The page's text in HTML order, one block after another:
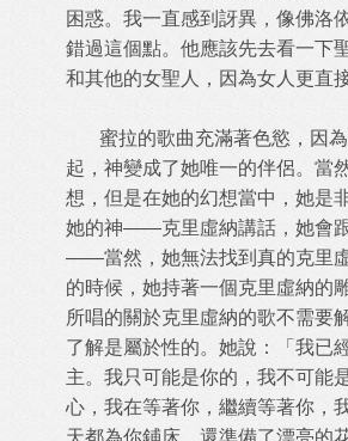
困惑。我一直感到訝異，像佛洛
錯過這個點。他應該先去看一下
和其他的女聖人，因為女人更直接
蜜拉的歌曲充滿著色慾，因為
起，神變成了她唯一的伴侶。當
想，但是在她的幻想當中，她是
她的神——克里虛納講話，她會
——當然，她無法找到真的克里
的時候，她持著一個克里虛納的
所唱的關於克里虛納的歌不需要
了解是屬於性的。她說：「我已
主。我只可能是你的，我不可能
心，我在等著你，繼續等著你，
天都為你鋪床，還準備了漂亮的